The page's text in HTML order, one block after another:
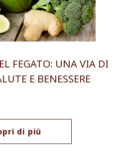
FEGATO: UNA VIA DI
E BENESSERE
di più